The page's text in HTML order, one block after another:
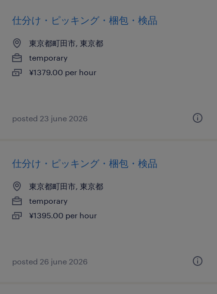
仕分け・ピッキング・梱包・検品
東京都町田市, 東京都
temporary
¥1379.00 per hour
posted 23 june 2026
仕分け・ピッキング・梱包・検品
東京都町田市, 東京都
temporary
¥1395.00 per hour
posted 26 june 2026